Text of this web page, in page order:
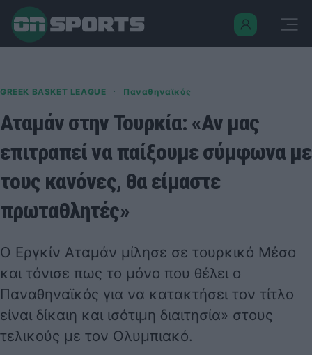
GREEK BASKET LEAGUE · Παναθηναϊκός
Αταμάν στην Τουρκία: «Αν μας
επιτραπεί να παίξουμε σύμφωνα με
τους κανόνες, θα είμαστε
πρωταθλητές»
Ο Εργκίν Αταμάν μίλησε σε τουρκικό Μέσο
και τόνισε πως το μόνο που θέλει ο
Παναθηναϊκός για να κατακτήσει τον τίτλο
είναι δίκαιη και ισότιμη διαιτησία» στους
τελικούς με τον Ολυμπιακό.